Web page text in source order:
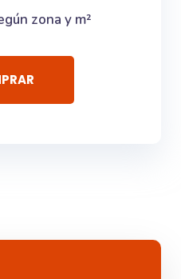
zona y m²